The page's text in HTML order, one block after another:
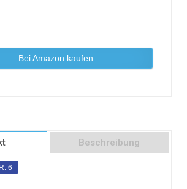
Bei Amazon kaufen
Beschreibung
6